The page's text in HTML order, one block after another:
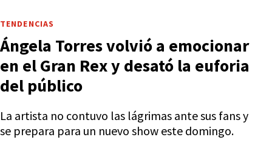
TENDENCIAS
Ángela Torres volvió a emocionar
en el Gran Rex y desató la euforia
del público
La artista no contuvo las lágrimas ante sus fans y
se prepara para un nuevo show este domingo.